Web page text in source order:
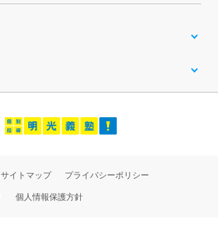
サイトマップ プライバシーポリシー
個人情報保護方針